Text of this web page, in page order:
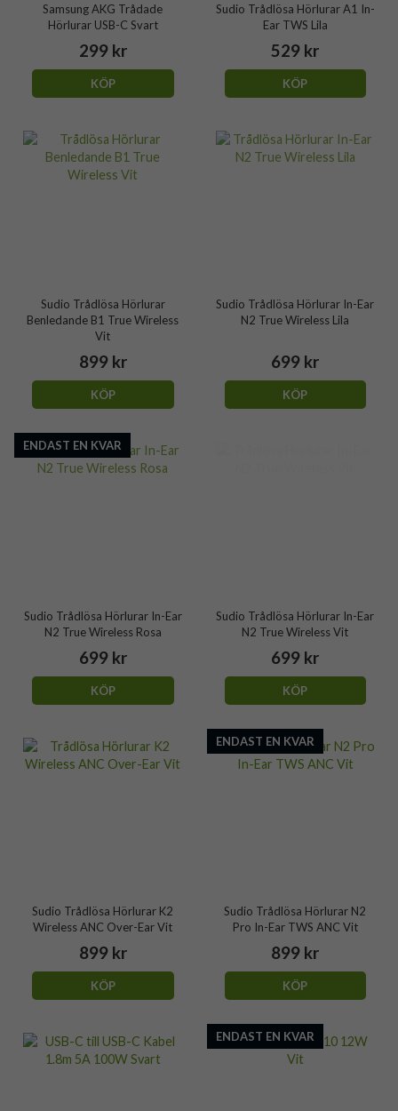
Samsung AKG Trådade
Hörlurar USB-C Svart
299 kr
KÖP
Sudio Trådlösa Hörlurar A1 In-
Ear TWS Lila
529 kr
KÖP
Sudio Trådlösa Hörlurar
Benledande B1 True Wireless
Vit
899 kr
KÖP
Sudio Trådlösa Hörlurar In-Ear
N2 True Wireless Lila
699 kr
KÖP
ENDAST EN KVAR
Sudio Trådlösa Hörlurar In-Ear
N2 True Wireless Rosa
699 kr
KÖP
Sudio Trådlösa Hörlurar In-Ear
N2 True Wireless Vit
699 kr
KÖP
Sudio Trådlösa Hörlurar K2
Wireless ANC Over-Ear Vit
899 kr
KÖP
ENDAST EN KVAR
Sudio Trådlösa Hörlurar N2
Pro In-Ear TWS ANC Vit
899 kr
KÖP
ENDAST EN KVAR